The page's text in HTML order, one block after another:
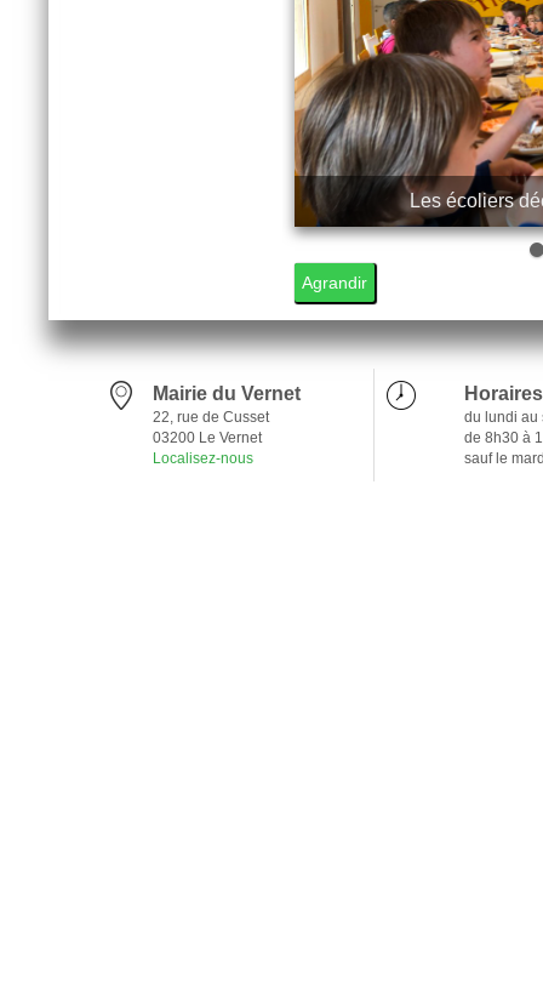
Les écoliers
Agrandir
Mairie du Vernet
22, rue de Cusset
03200 Le Vernet
Localisez-nous
du lundi au
de 8h30 à
sauf le